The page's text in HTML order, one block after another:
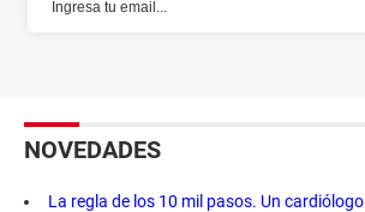
NOVEDADES
La regla de los 10 mil pasos. Un